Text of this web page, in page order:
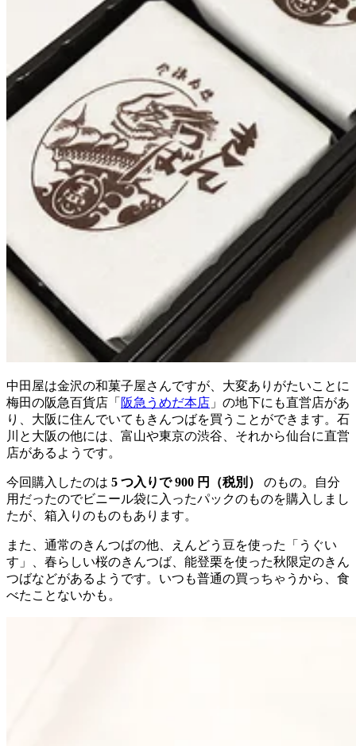
中田屋は金沢の和菓子屋さんですが、大変ありがたいことに
梅田の阪急百貨店「 阪急うめだ本店 」の地下にも直営店があ
り、大阪に住んでいてもきんつばを買うことができます。石
川と大阪の他には、富山や東京の渋谷、それから仙台に直営
店があるようです。
今回購入したのは 5 つ入りで 900 円（税別）
のもの。自分
用だったのでビニール袋に入ったパックのものを購入しまし
たが、箱入りのものもあります。
また、通常のきんつばの他、えんどう豆を使った「うぐい
す」、春らしい桜のきんつば、能登栗を使った秋限定のきん
つばなどがあるようです。いつも普通の買っちゃうから、食
べたことないかも。